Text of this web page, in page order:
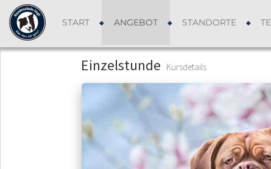
START ANGEBOT STANDORTE
Einzelstunde Kursdetails